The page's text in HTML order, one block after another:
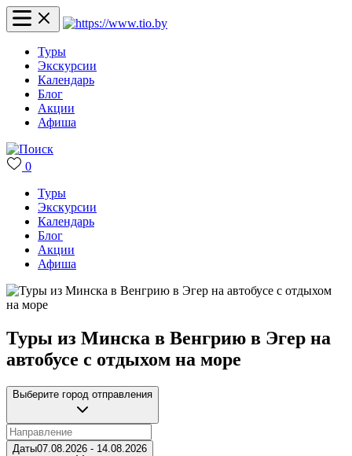
Туры
Экскурсии
Календарь
Блог
Акции
Афиша
0
Туры
Экскурсии
Календарь
Блог
Акции
Афиша
Туры из Минска в Венгрию в Эгер на
автобусе с отдыхом на море
Выберите город отправления
Даты07.08.2026 - 14.08.2026